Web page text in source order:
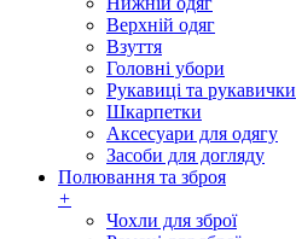
Верхній одяг
Взуття
Головні убори
Рукавиці та рукавички
Шкарпетки
Аксесуари для одягу
Засоби для догляду
Полювання та зброя
+
Чохли для зброї